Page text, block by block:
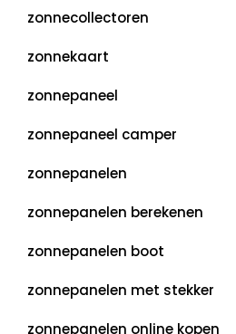
zonnecollectoren
zonnekaart
zonnepaneel
zonnepaneel camper
zonnepanelen
zonnepanelen berekenen
zonnepanelen boot
zonnepanelen met stekker
zonnepanelen online kopen